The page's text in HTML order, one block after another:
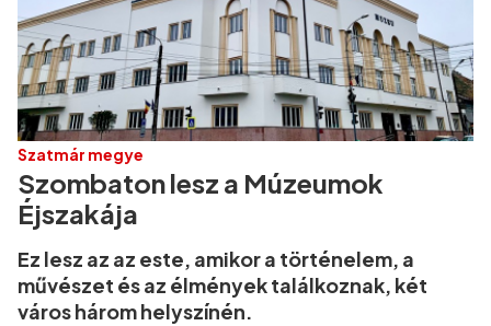
Szatmár megye
Szombaton lesz a Múzeumok
Éjszakája
Ez lesz az az este, amikor a történelem, a
művészet és az élmények találkoznak, két
város három helyszínén.